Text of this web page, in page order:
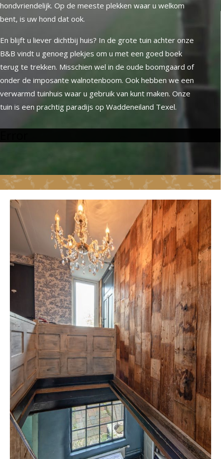
hondvriendelijk. Op de meeste plekken waar u welkom
bent, is uw hond dat ook.
En blijft u liever dichtbij huis? In de grote tuin achter onze
B&B vindt u genoeg plekjes om u met een goed boek
terug te trekken. Misschien wel in de oude boomgaard of
onder de imposante walnotenboom. Ook hebben we een
verwarmd tuinhuis waar u gebruik van kunt maken. Onze
tuin is een prachtig paradijs op Waddeneiland Texel.